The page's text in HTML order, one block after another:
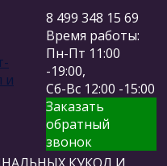
8 499 348 15 69
Время работы:
Пн-Пт 11:00
-19:00,
Сб-Вс 12:00 -15:00
Заказать
обратный
звонок